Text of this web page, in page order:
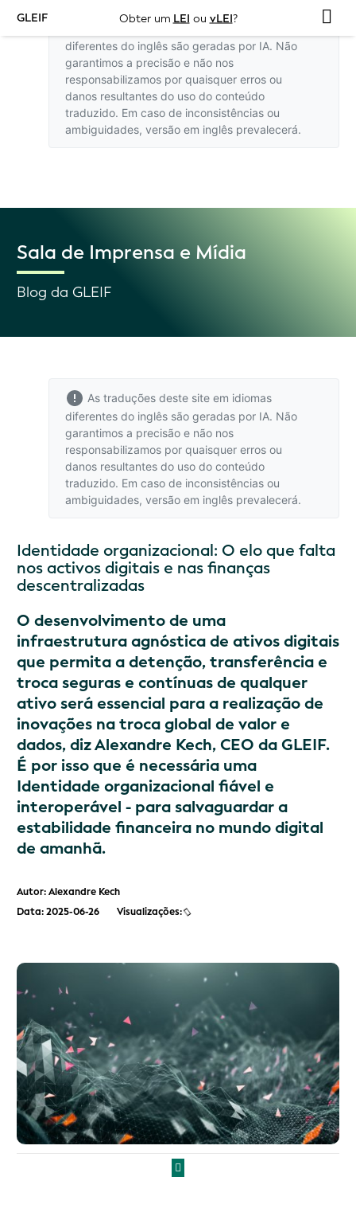
GLEIF Obter um LEI ou vLEI?
As traduções deste site em idiomas
diferentes do inglês são geradas por IA. Não
garantimos a precisão e não nos
responsabilizamos por quaisquer erros ou
danos resultantes do uso do conteúdo
traduzido. Em caso de inconsistências ou
ambiguidades, versão em inglês prevalecerá.
Sala de Imprensa e Mídia
Blog da GLEIF
As traduções deste site em idiomas
diferentes do inglês são geradas por IA. Não
garantimos a precisão e não nos
responsabilizamos por quaisquer erros ou
danos resultantes do uso do conteúdo
traduzido. Em caso de inconsistências ou
ambiguidades, versão em inglês prevalecerá.
Identidade organizacional: O elo que falta
nos activos digitais e nas finanças
descentralizadas
O desenvolvimento de uma
infraestrutura agnóstica de ativos digitais
que permita a detenção, transferência e
troca seguras e contínuas de qualquer
ativo será essencial para a realização de
inovações na troca global de valor e
dados, diz Alexandre Kech, CEO da GLEIF.
É por isso que é necessária uma
Identidade organizacional fiável e
interoperável - para salvaguardar a
estabilidade financeira no mundo digital
de amanhã.
Autor: Alexandre Kech
Data: 2025-06-26
Visualizações: